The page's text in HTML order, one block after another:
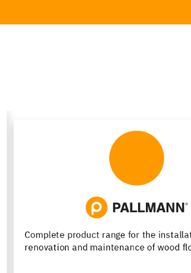
Resin flooring with passion for design